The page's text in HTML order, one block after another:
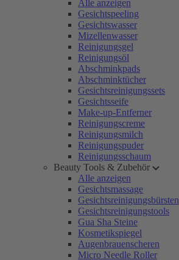
Alle anzeigen
Gesichtspeeling
Gesichtswasser
Mizellenwasser
Reinigungsgel
Reinigungsöl
Abschminkpads
Abschminktücher
Gesichtsreinigungssets
Gesichtsseife
Make-up-Entferner
Reinigungscreme
Reinigungsmilch
Reinigungspuder
Reinigungsschaum
Beauty Tools & Zubehör
Alle anzeigen
Gesichtsmassage
Gesichtsreinigungsbürsten
Gesichtsreinigungstools
Gua Sha Steine
Kosmetikspiegel
Augenbrauenscheren
Micro Needle Roller